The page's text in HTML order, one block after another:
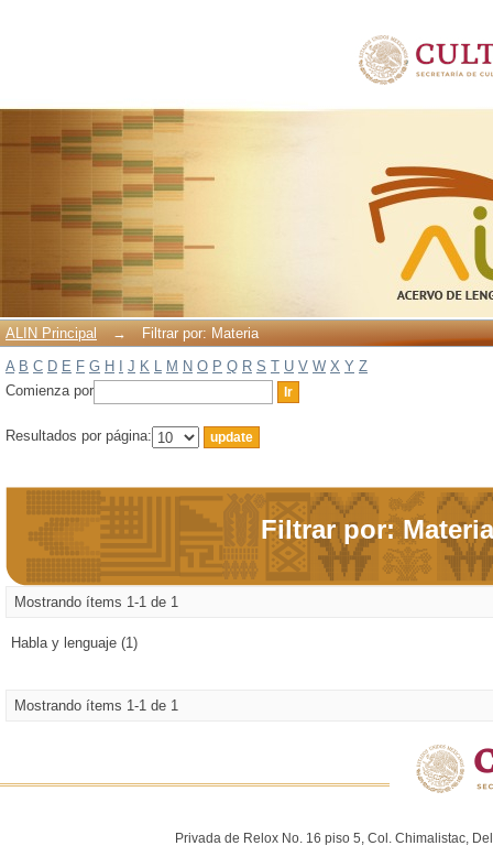
ALIN Principal →
Filtrar por: Materia
A B C D E F G H J K L M N O P Q R S T U V W X Y Z
Comienza por
Resultados por página:
Filtrar por: Materia
Mostrando ítems 1-1 de 1
Habla y lenguaje (1)
Mostrando ítems 1-1 de 1
Privada de Relox No. 16 piso 5, Col. Chimalistac,